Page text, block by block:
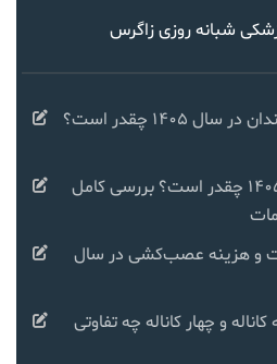
شبانه روزی زاگرس
هزینه تقریبی عصب‌کشی دندان در سال ۱۴۰۵ چقدر است؟
تعرفه تقریبی دندانپزشکی ۱۴۰۵ چقدر است؟ بررسی کامل
و هزینه عصب‌کشی در سال
و چهار کاناله چه تفاوتی